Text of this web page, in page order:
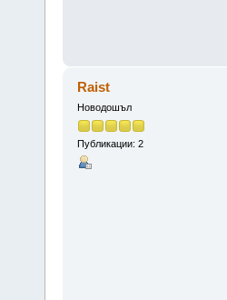
Raist
Новодошъл
Публикации: 2